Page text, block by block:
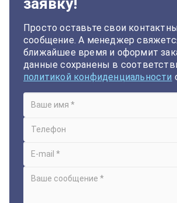
Просто оставьте свои
сообщение. А менеджер
ближайшее время и оформит
данные сохранены в
политикой конфиденциальности